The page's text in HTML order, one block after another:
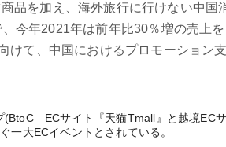
品を加え、海外旅行に行けない中国
今年2021年は前年比30％増の売上
けて、中国におけるプロモーション
(BtoC ECサイト『天猫Tmall』と越境EC
一大ECイベントとされている。